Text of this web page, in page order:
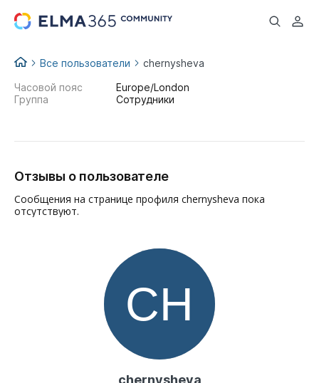
...
Все пользователи chernysheva
chernysheva
Часовой пояс
Europe/London
Группа
Сотрудники
Отзывы о пользователе
Сообщения на странице профиля chernysheva пока
отсутствуют.